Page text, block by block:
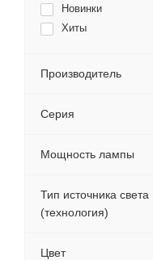
Новинки
Хиты
Производитель
Серия
Мощность лампы
Тип источника света
(технология)
Цвет